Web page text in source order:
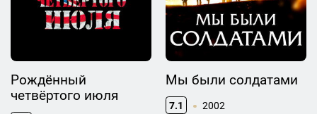
Рождённый
четвёртого июля
Мы были солдатами
7.1 2002